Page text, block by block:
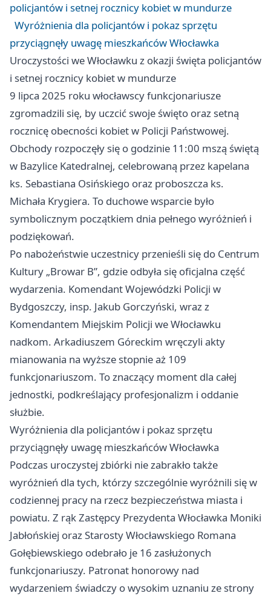
policjantów i setnej rocznicy kobiet w mundurze
Wyróżnienia dla policjantów i pokaz sprzętu
przyciągnęły uwagę mieszkańców Włocławka
Uroczystości we Włocławku z okazji święta policjantów
i setnej rocznicy kobiet w mundurze
9 lipca 2025 roku włocławscy funkcjonariusze
zgromadzili się, by uczcić swoje święto oraz setną
rocznicę obecności kobiet w Policji Państwowej.
Obchody rozpoczęły się o godzinie 11:00 mszą świętą
w Bazylice Katedralnej, celebrowaną przez kapelana
ks. Sebastiana Osińskiego oraz proboszcza ks.
Michała Krygiera. To duchowe wsparcie było
symbolicznym początkiem dnia pełnego wyróżnień i
podziękowań.
Po nabożeństwie uczestnicy przenieśli się do Centrum
Kultury „Browar B”, gdzie odbyła się oficjalna część
wydarzenia. Komendant Wojewódzki Policji w
Bydgoszczy, insp. Jakub Gorczyński, wraz z
Komendantem Miejskim Policji we Włocławku
nadkom. Arkadiuszem Góreckim wręczyli akty
mianowania na wyższe stopnie aż 109
funkcjonariuszom. To znaczący moment dla całej
jednostki, podkreślający profesjonalizm i oddanie
służbie.
Wyróżnienia dla policjantów i pokaz sprzętu
przyciągnęły uwagę mieszkańców Włocławka
Podczas uroczystej zbiórki nie zabrakło także
wyróżnień dla tych, którzy szczególnie wyróżnili się w
codziennej pracy na rzecz bezpieczeństwa miasta i
powiatu. Z rąk Zastępcy Prezydenta Włocławka Moniki
Jabłońskiej oraz Starosty Włocławskiego Romana
Gołębiewskiego odebrało je 16 zasłużonych
funkcjonariuszy. Patronat honorowy nad
wydarzeniem świadczy o wysokim uznaniu ze strony